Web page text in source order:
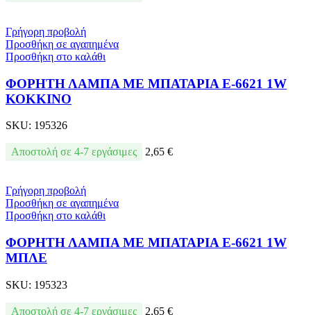
Γρήγορη προβολή
Προσθήκη σε αγαπημένα
Προσθήκη στο καλάθι
ΦΟΡΗΤΗ ΛΑΜΠΑ ΜΕ ΜΠΑΤΑΡΙΑ E-6621 1W
ΚΟΚΚΙΝΟ
SKU: 195326
Αποστολή σε 4-7 εργάσιμες 2,65 €
Γρήγορη προβολή
Προσθήκη σε αγαπημένα
Προσθήκη στο καλάθι
ΦΟΡΗΤΗ ΛΑΜΠΑ ΜΕ ΜΠΑΤΑΡΙΑ E-6621 1W
ΜΠΛΕ
SKU: 195323
Αποστολή σε 4-7 εργάσιμες 2,65 €